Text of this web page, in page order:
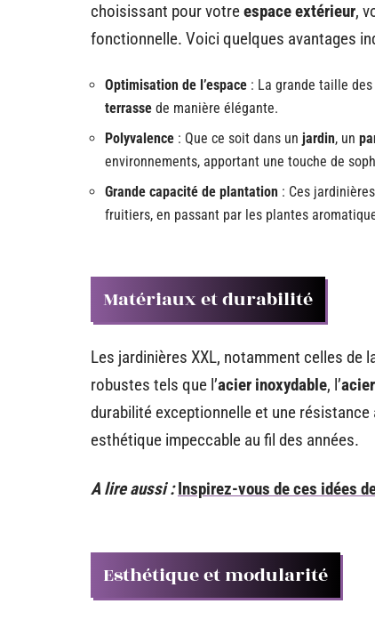
choisissant pour votreespace extérieur,
fonctionnelle. Voici quelques avantages
Optimisation de l’espace : La grande taille
terrasse de manière élégante.
Polyvalence : Que ce soit dans un jardin, un
environnements, apportant une touche de
Grande capacité de plantation : Ces
fruitiers, en passant par les plantes
Matériaux et durabilité
Les jardinières XXL, notamment celles de
robustes tels que l’acier inoxydable, l’
durabilité exceptionnelle et une
esthétique impeccable au fil des années.
A lire aussi : Inspirez-vous de ces idées
Esthétique et modularité